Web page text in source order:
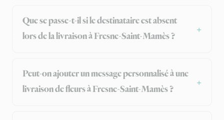
Que se passe-t-il si le destinataire est absent
lors de la livraison à Fresne-Saint-Mamès ?
Peut-on ajouter un message personnalisé à une
livraison de fleurs à Fresne-Saint-Mamès ?